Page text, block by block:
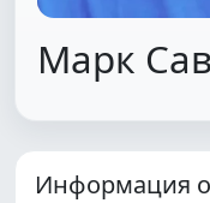
Марк
Информация